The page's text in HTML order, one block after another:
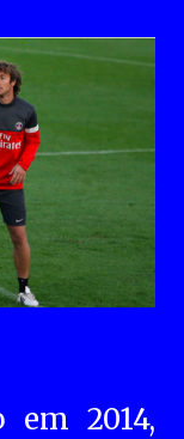
em 2014,